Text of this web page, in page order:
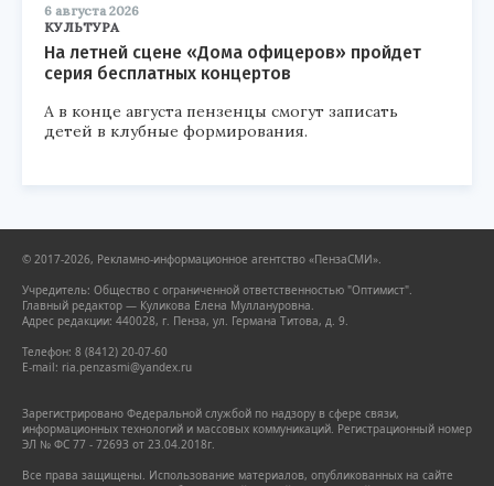
6 августа 2026
КУЛЬТУРА
На летней сцене «Дома офицеров» пройдет
серия бесплатных концертов
А в конце августа пензенцы смогут записать
детей в клубные формирования.
© 2017-2026, Рекламно-информационное агентство «ПензаСМИ».
Учредитель: Общество с ограниченной ответственностью "Оптимист".
Главный редактор — Куликова Елена Муллануровна.
Адрес редакции: 440028, г. Пенза, ул. Германа Титова, д. 9.
Телефон: 8 (8412) 20-07-60
E-mail: ria.penzasmi@yandex.ru
Зарегистрировано Федеральной службой по надзору в сфере связи,
информационных технологий и массовых коммуникаций. Регистрационный номер
ЭЛ № ФС 77 - 72693 от 23.04.2018г.
Все права защищены. Использование материалов, опубликованных на сайте